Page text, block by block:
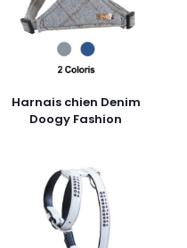
Harnais chien Denim
Doogy Fashion